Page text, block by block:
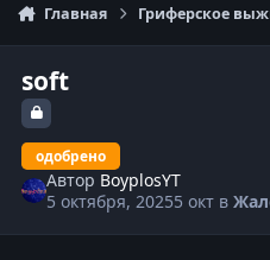
Главная Гриферское
soft
одобрено
Автор BoyplosYT
5 октября, 20255 окт в